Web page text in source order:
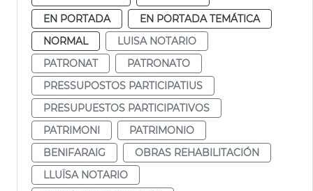
EN PORTADA
EN PORTADA TEMÁTICA
NORMAL
LUISA NOTARIO
PATRONAT
PATRONATO
PRESSUPOSTOS PARTICIPATIUS
PRESUPUESTOS PARTICIPATIVOS
PATRIMONI
PATRIMONIO
BENIFARAIG
OBRAS REHABILITACIÓN
LLUÏSA NOTARIO